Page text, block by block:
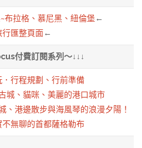
布拉格、慕尼黑、紐倫堡 ←
行匯整頁面←
付費訂閱系列～↓↓↓
行程規劃、行前準備
城、貓咪、美麗的港口城市
、港邊散步與海風琴的浪漫夕陽！
無聊的首都薩格勒布